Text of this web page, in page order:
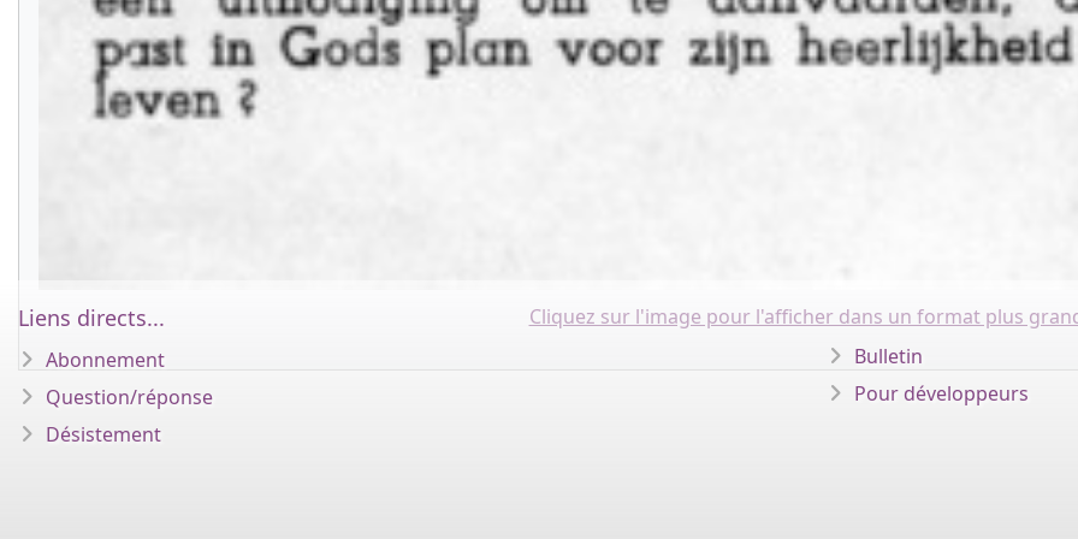
Cliquez sur l'image pour l'afficher dans un format plus
Liens directs...
Abonnement
Question/réponse
Désistement
Bulletin
Pour développeurs